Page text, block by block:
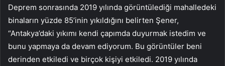
Deprem sonrasında 2019 yılında görüntülediği mahalledeki
binaların yüzde 85’inin yıkıldığını belirten Şener,
“Antakya’daki yıkımı kendi çapımda duyurmak istedim ve
bunu yapmaya da devam ediyorum. Bu görüntüler beni
derinden etkiledi ve birçok kişiyi etkiledi. 2019 yılında